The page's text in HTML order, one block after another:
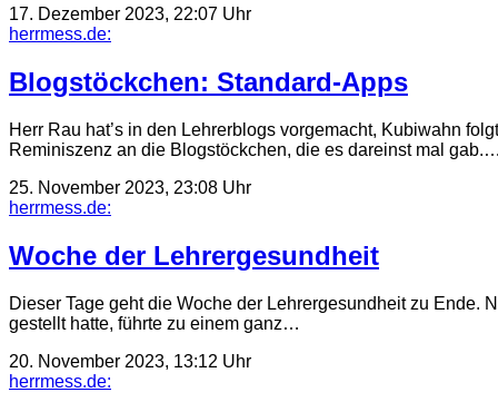
17. Dezember 2023, 22:07 Uhr
herrmess.de:
Blogstöckchen: Standard-Apps
Herr Rau hat’s in den Lehrerblogs vorgemacht, Kubiwahn
Reminiszenz an die Blogstöckchen, die es dareinst mal
25. November 2023, 23:08 Uhr
herrmess.de:
Woche der Lehrergesundheit
Dieser Tage geht die Woche der Lehrergesundheit zu Ende.
gestellt hatte, führte zu einem ganz…
20. November 2023, 13:12 Uhr
herrmess.de: